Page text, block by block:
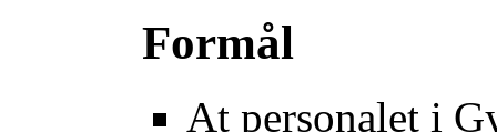
Formål
At personalet i